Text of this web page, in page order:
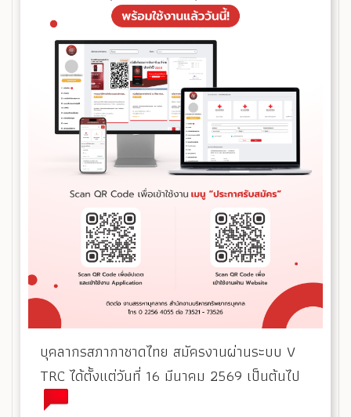
บุคลากรสภากาชาดไทย สมัครงานผ่านระบบ V
TRC ได้ตั้งแต่วันที่ 16 มีนาคม 2569 เป็นต้นไป